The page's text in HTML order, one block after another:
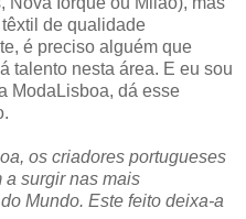
de qualidade
é preciso alguém que
talento nesta área. E eu sou
ModaLisboa, dá esse
os criadores portugueses
a surgir nas mais
Mundo. Este feito deixa-a